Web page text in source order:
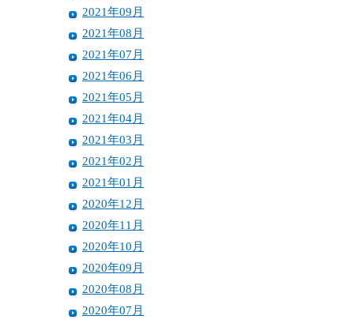
2021年09月
2021年08月
2021年07月
2021年06月
2021年05月
2021年04月
2021年03月
2021年02月
2021年01月
2020年12月
2020年11月
2020年10月
2020年09月
2020年08月
2020年07月